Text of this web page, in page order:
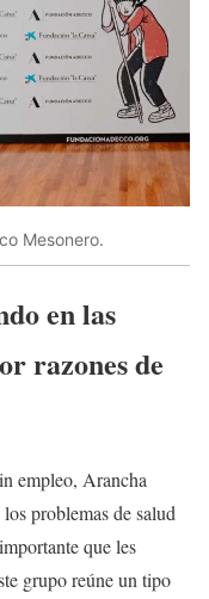
Mesonero.
en las
razones de
empleo, Arancha
problemas de salud
que les
grupo reúne un tipo